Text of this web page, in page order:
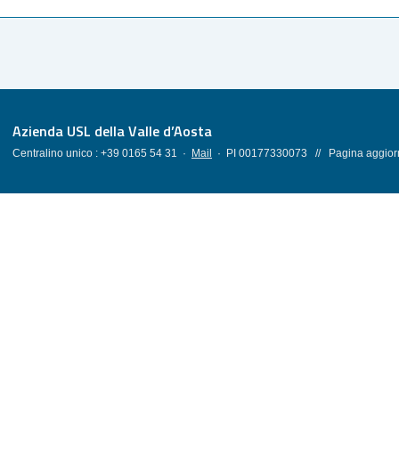
Azienda USL della Valle d’Aosta
Centralino unico : +39 0165 54 31 · Mail · PI 00177330073 // Pagina